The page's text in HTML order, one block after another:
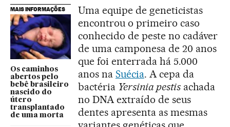
MAIS INFORMAÇÕES
Os caminhos
abertos pelo
bebê brasileiro
nascido do
útero
transplantado
de uma morta
Uma equipe de geneticistas
encontrou o primeiro caso
conhecido de peste no cadáver
de uma camponesa de 20 anos
que foi enterrada há 5.000
anos na Suécia. A cepa da
bactéria Yersinia pestisachada
no DNA extraído de seus
dentes apresenta as mesmas